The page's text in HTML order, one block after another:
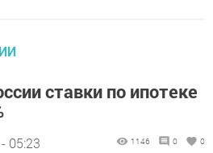
ставки по ипотеке
05:23 1146 0 0